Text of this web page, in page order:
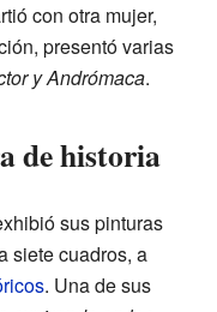
con otra mujer,
presentó varias
y Andrómaca.
de historia
sus pinturas
siete cuadros, a
. Una de sus